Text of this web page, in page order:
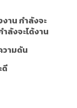
าน กำลังจะ
ลังจะได้งาน
วามดัน
ดี